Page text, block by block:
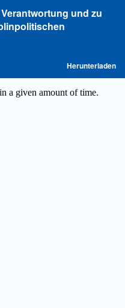
und zu
Herunterladen